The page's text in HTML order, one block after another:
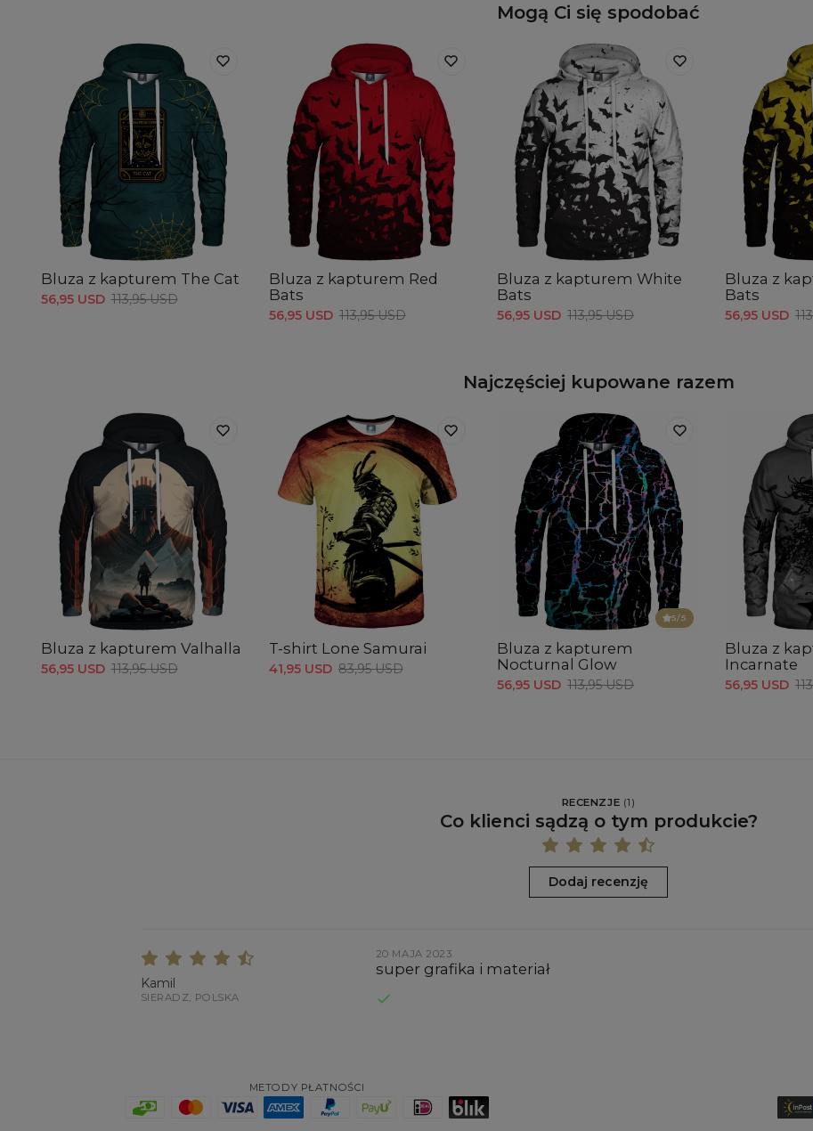
Mogą Ci się spodobać
Bluza z kapturem The Cat
56,95 USD 113,95 USD
Bluza z kapturem Red
Bats
56,95 USD 113,95 USD
Bluza z kapturem White
Bats
56,95 USD 113,95 USD
Bluza z
Bats
56,95 USD
Najczęściej kupowane razem
Bluza z kapturem Valhalla
56,95 USD 113,95 USD
T-shirt Lone Samurai
41,95 USD 83,95 USD
5/5
Bluza z kapturem
Nocturnal Glow
56,95 USD 113,95 USD
Bluza z
Incarnate
56,95 USD
RECENZJE (1 )
Co klienci sądzą o tym produkcie?
Dodaj recenzję
Kamil
SIERADZ, POLSKA
20 MAJA 2023
super grafika i materiał
METODY PŁATNOŚCI